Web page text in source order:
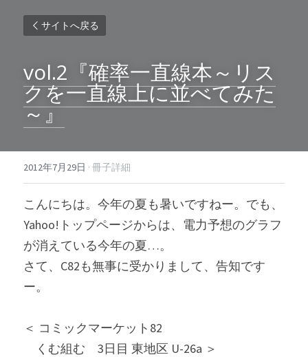
サイトへ戻る
vol.2『確率一直線本～リス
クを一直線上に並べてみた
～』
2012年7月29日 · 冊子詳細
こんにちは。今年の夏も暑いですねー。でも、
Yahoo!トップページからは、電力予想のグラフ
が消えている今年の夏…。
さて、C82も無事に受かりまして、告知です
ー。
＜ コミックマーケット82
くむ組む　3日目 東地区 U-26a ＞